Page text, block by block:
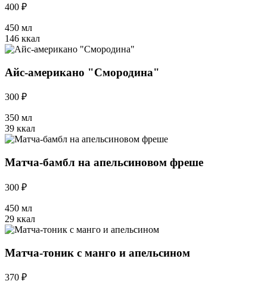
400 ₽
450 мл
146 ккал
Айс-американо "Смородина"
300 ₽
350 мл
39 ккал
Матча-бамбл на апельсиновом фреше
300 ₽
450 мл
29 ккал
Матча-тоник с манго и апельсином
370 ₽